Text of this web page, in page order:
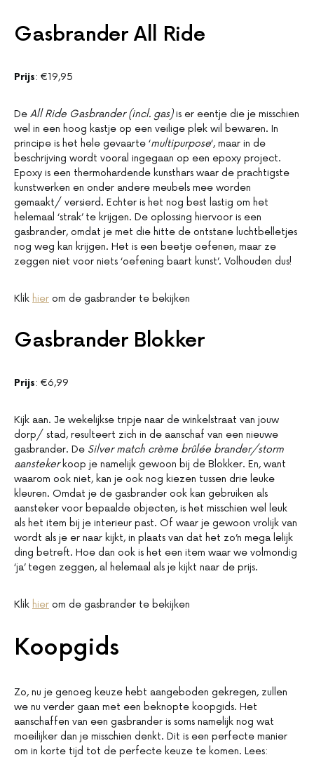
Gasbrander All Ride
Prijs: €19,95
De All Ride Gasbrander (incl. gas)is er eentje die je misschien
wel in een hoog kastje op een veilige plek wil bewaren. In
principe is het hele gevaarte ‘multipurpose‘, maar in de
beschrijving wordt vooral ingegaan op een epoxy project.
Epoxy is een thermohardende kunsthars waar de prachtigste
kunstwerken en onder andere meubels mee worden
gemaakt/ versierd. Echter is het nog best lastig om het
helemaal ‘strak’ te krijgen. De oplossing hiervoor is een
gasbrander, omdat je met die hitte de ontstane luchtbelletjes
nog weg kan krijgen. Het is een beetje oefenen, maar ze
zeggen niet voor niets ‘oefening baart kunst’. Volhouden dus!
Klik hier om de gasbrander te bekijken
Gasbrander Blokker
Prijs: €6,99
Kijk aan. Je wekelijkse tripje naar de winkelstraat van jouw
dorp/ stad, resulteert zich in de aanschaf van een nieuwe
gasbrander. De Silver match crème brûlée brander/storm
aanstekerkoop je namelijk gewoon bij de Blokker. En, want
waarom ook niet, kan je ook nog kiezen tussen drie leuke
kleuren. Omdat je de gasbrander ook kan gebruiken als
aansteker voor bepaalde objecten, is het misschien wel leuk
als het item bij je interieur past. Of waar je gewoon vrolijk van
wordt als je er naar kijkt, in plaats van dat het zo’n mega lelijk
ding betreft. Hoe dan ook is het een item waar we volmondig
‘ja’ tegen zeggen, al helemaal als je kijkt naar de prijs.
Klik hier om de gasbrander te bekijken
Koopgids
Zo, nu je genoeg keuze hebt aangeboden gekregen, zullen
we nu verder gaan met een beknopte koopgids. Het
aanschaffen van een gasbrander is soms namelijk nog wat
moeilijker dan je misschien denkt. Dit is een perfecte manier
om in korte tijd tot de perfecte keuze te komen. Lees: